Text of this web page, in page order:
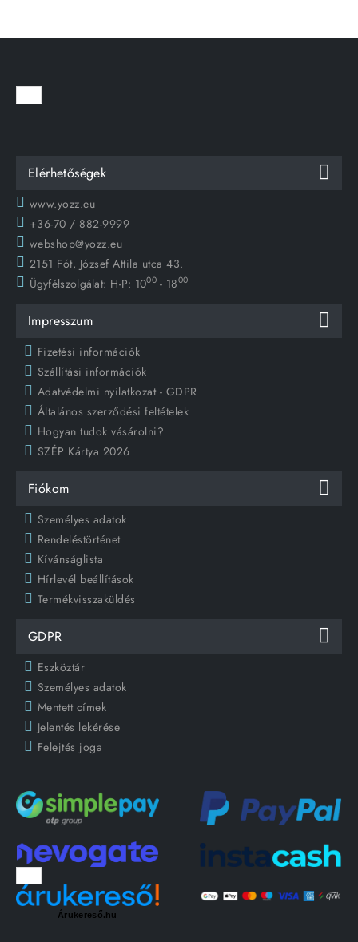
Elérhetőségek
www.yozz.eu
+36-70 / 882-9999
webshop@yozz.eu
2151 Fót, József Attila utca 43.
Ügyfélszolgálat: H-P: 1000 - 1800
Impresszum
Fizetési információk
Szállítási információk
Adatvédelmi nyilatkozat - GDPR
Általános szerződési feltételek
Hogyan tudok vásárolni?
SZÉP Kártya 2026
Fiókom
Személyes adatok
Rendeléstörténet
Kívánságlista
Hírlevél beállítások
Termékvisszaküldés
GDPR
Eszköztár
Személyes adatok
Mentett címek
Jelentés lekérése
Felejtés joga
Árukereső.hu